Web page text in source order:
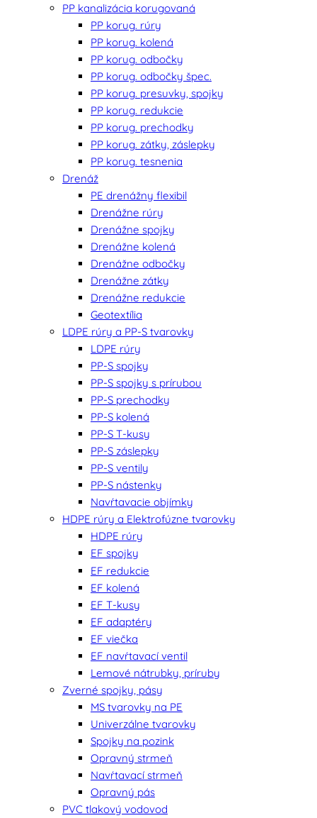
PP kanalizácia korugovaná
PP korug. rúry
PP korug. kolená
PP korug. odbočky
PP korug. odbočky špec.
PP korug. presuvky, spojky
PP korug. redukcie
PP korug. prechodky
PP korug. zátky, záslepky
PP korug. tesnenia
Drenáž
PE drenážny flexibil
Drenážne rúry
Drenážne spojky
Drenážne kolená
Drenážne odbočky
Drenážne zátky
Drenážne redukcie
Geotextília
LDPE rúry a PP-S tvarovky
LDPE rúry
PP-S spojky
PP-S spojky s prírubou
PP-S prechodky
PP-S kolená
PP-S T-kusy
PP-S záslepky
PP-S ventily
PP-S nástenky
Navŕtavacie objímky
HDPE rúry a Elektrofúzne tvarovky
HDPE rúry
EF spojky
EF redukcie
EF kolená
EF T-kusy
EF adaptéry
EF viečka
EF navŕtavací ventil
Lemové nátrubky, príruby
Zverné spojky, pásy
MS tvarovky na PE
Univerzálne tvarovky
Spojky na pozink
Opravný strmeň
Navŕtavací strmeň
Opravný pás
PVC tlakový vodovod